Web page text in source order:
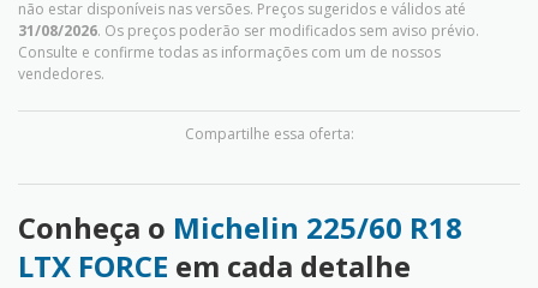
não estar disponíveis nas versões. Preços sugeridos e válidos até
31/08/2026. Os preços poderão ser modificados sem aviso prévio.
Consulte e confirme todas as informações com um de nossos
vendedores.
Compartilhe essa oferta:
Conheça o Michelin 225/60 R18
LTX FORCE em cada detalhe